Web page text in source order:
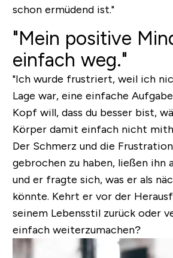
schon ermüdend ist."
"Mein positive
einfach weg."
"Ich wurde frustriert, weil ich
Lage war, eine einfache
Kopf will, dass du besser bist,
Körper damit einfach nicht
Der Schmerz und die
gebrochen zu haben, ließen ihn
und er fragte sich, was er als
könnte. Kehrt er vor der
seinem Lebensstil zurück oder
einfach weiterzumachen?